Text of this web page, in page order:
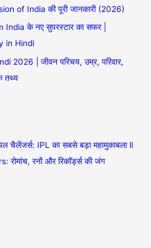
of India की पूरी जानकारी (2026)
India के नए सुपरस्टार का सफर |
in Hindi
2026 | जीवन परिचय, उम्र, परिवार,
तथ्य
चैलेंजर्स: IPL का सबसे बड़ा महामुकाबला ll
रनों और रिकॉर्ड्स की जंग